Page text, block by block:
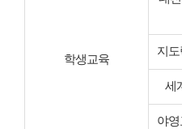
학생교육
지
세
야